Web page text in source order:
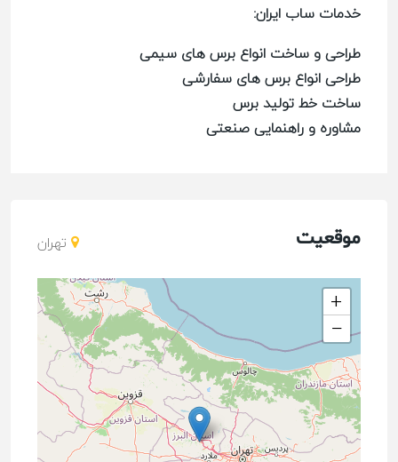
خدمات ساب ایران:
طراحی و ساخت انواع برس های سیمی
طراحی انواع برس های سفارشی
ساخت خط تولید برس
مشاوره و راهنمایی صنعتی
موقعیت تهران
+
−